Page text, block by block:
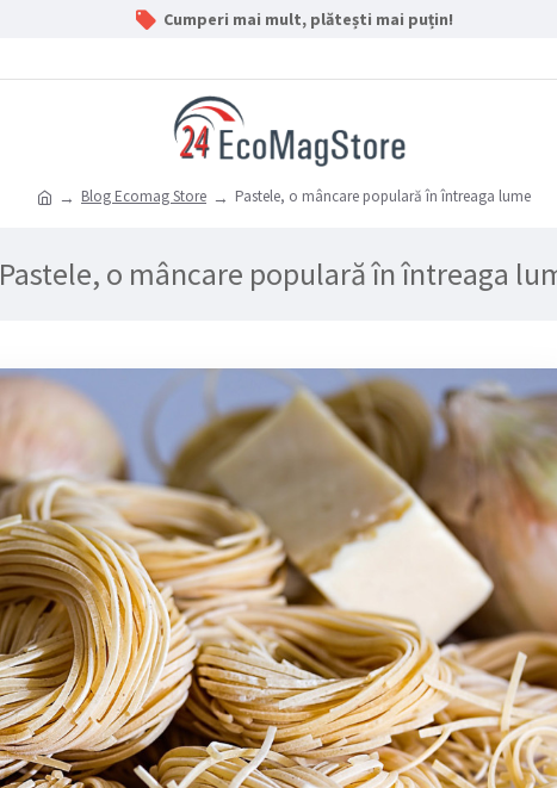
Cumperi mai mult, plătești mai puțin!
Blog Ecomag Store Pastele, o mâncare populară în întreaga lume
Pastele, o mâncare populară în întreaga